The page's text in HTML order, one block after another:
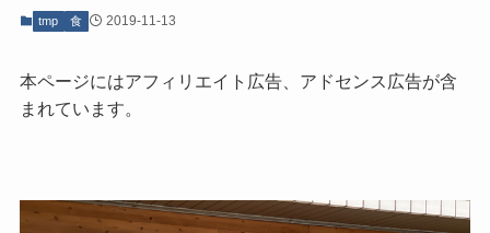
tmp 食 2019-11-13
本ページにはアフィリエイト広告、アドセンス広告が含
まれています。